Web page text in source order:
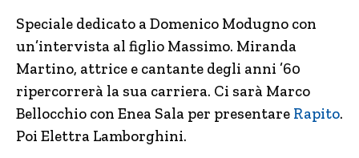
Speciale dedicato a Domenico Modugno con
un’intervista al figlio Massimo. Miranda
Martino, attrice e cantante degli anni ’60
ripercorrerà la sua carriera. Ci sarà Marco
Bellocchio con Enea Sala per presentare Rapito.
Poi Elettra Lamborghini.